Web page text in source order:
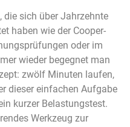
die sich über Jahrzehnte
haben wie der Cooper-
oder im
wieder begegnet man
zwölf Minuten laufen,
dieser einfachen Aufgabe
kurzer Belastungstest.
Werkzeug zur